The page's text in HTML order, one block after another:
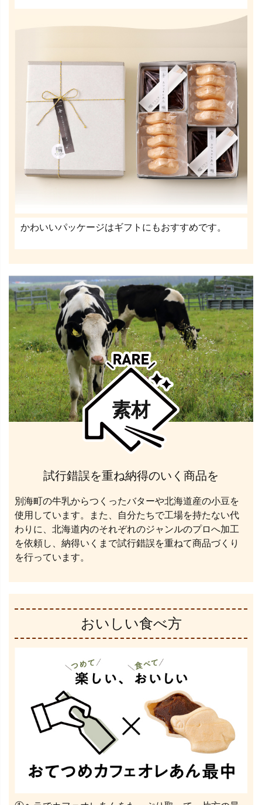
かわいいパッケージはギフトにもおすすめです。
素材
試行錯誤を重ね納得のいく商品を
別海町の牛乳からつくったバターや北海道産の小豆を
使用しています。また、自分たちで工場を持たない代
わりに、北海道内のそれぞれのジャンルのプロへ加工
を依頼し、納得いくまで試行錯誤を重ねて商品づくり
を行っています。
おいしい食べ方